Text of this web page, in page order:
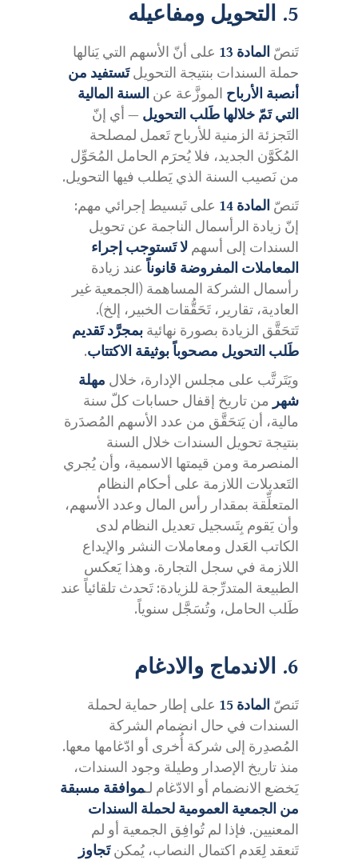
5. التحويل ومفاعيله
تَنصّ المادة 13
على أنّ الأسهم التي يَنالها
حملة السندات بنتيجة التحويلتَستفيد من
أنصبة الأرباح الموزَّعة عن السنة المالية
التي تَمّ خلالها طَلب التحويل — أي إنّ
التَجزئة الزمنية للأرباح تَعمل لمصلحة
المُكَوَّن الجديد، فلا يُحرَم الحامل المُحَوِّل
من نَصيب السنة الذي يَطلب فيها التحويل.
تَنصّ المادة 14
على تَبسيط إجرائي مهم:
إنّ زيادة الرأسمال الناجمة عن تحويل
السندات إلى أسهم لا تَستوجب إجراء
المعاملات المفروضة قانوناً عند زيادة
رأسمال الشركة المساهمة (الجمعية غير
العادية، تقارير، تَحَقُّقات الخبير، إلخ).
تَتحَقَّق الزيادة بصورة نهائية بمجرَّد تَقديم
طَلب التحويل مصحوباً بوثيقة الاكتتاب.
ويَتَرتَّب على مجلس الإدارة، خلال مهلة
شهر من تاريخ إقفال حسابات كلّ سنة
مالية، أن يَتحَقَّق من عدد الأسهم المُصدَرة
بنتيجة تحويل السندات خلال السنة
المنصرمة ومن قيمتها الاسمية، وأن يُجري
التَعديلات اللازمة على أحكام النظام
المتعلِّقة بمقدار رأس المال وعدد الأسهم،
وأن يَقوم بِتَسجيل تعديل النظام لدى
الكاتب العَدل ومعاملات النشر والإيداع
اللازمة في سجل التجارة. وهذا يَعكس
الطبيعة المتدرِّجة للزيادة: تَحدث تلقائياً عند
طَلب الحامل، وتُسَجَّل سنوياً.
6. الاندماج والادغام
تَنصّ المادة 15
على إطار حماية لحملة
السندات في حال انضمام الشركة
المُصدِرة إلى شركة أُخرى أو ادّغامها معها.
منذ تاريخ الإصدار وطيلة وجود السندات،
يَخضع الانضمام أو الادّغام لـموافقة مسبقة
من الجمعية العمومية لحملة السندات
المعنيين. فإذا لم تُوافِق الجمعية أو لم
تَنعقد لِعَدم اكتمال النصاب، يُمكنتَجاوز